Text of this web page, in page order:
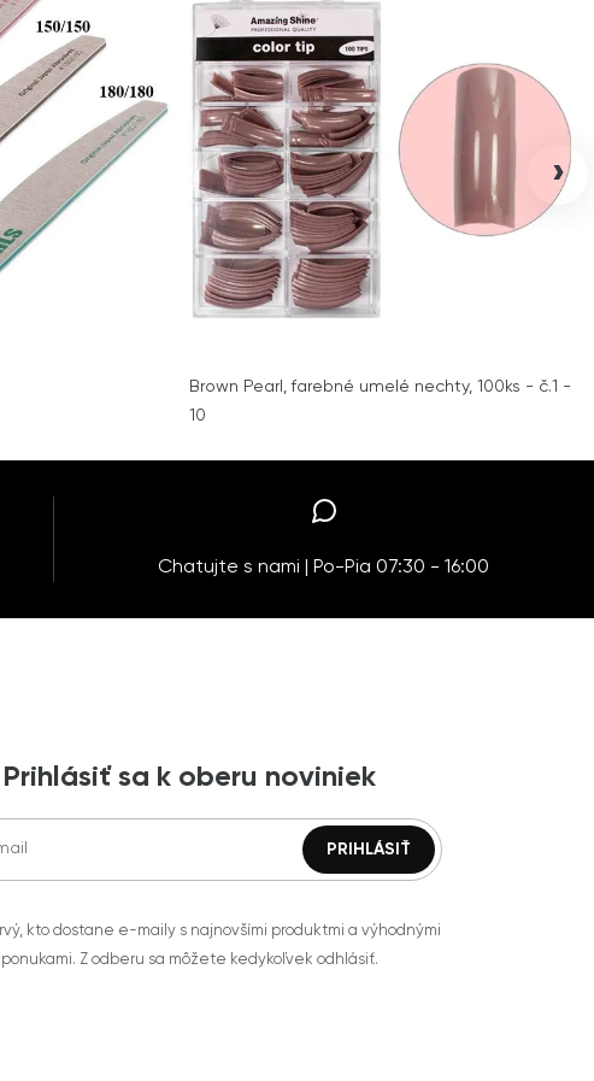
Brown Pearl, farebné umelé nechty, 100ks - č.1 -
10
›
Chatujte s nami | Po-Pia 07:30 - 16:00
Prihlásiť sa k oberu noviniek
kto dostane e-maily s najnovšími produktmi a výhodnými
ponukami. Z odberu sa môžete kedykoľvek odhlásiť.